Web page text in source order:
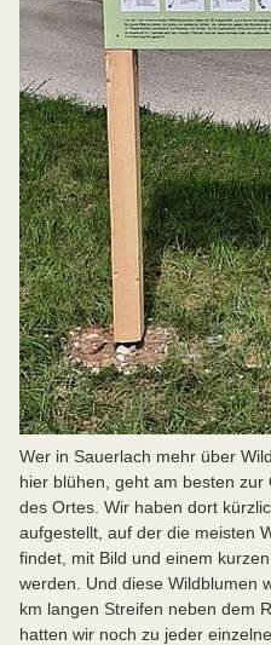
Wer in Sauerlach mehr über
hier blühen, geht am besten
des Ortes. Wir haben dort
aufgestellt, auf der die meisten
findet, mit Bild und einem
werden. Und diese Wildblumen
km langen Streifen neben dem
hatten wir noch zu jeder